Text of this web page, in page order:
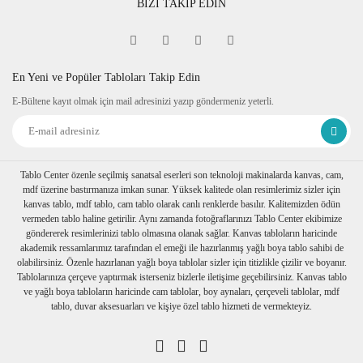
Sipariş verdiğiniz kanvas tablo baskıya girmeden önce
itibaren resmin devamı verilir.
ettiğinden daha dekoratif durur. Askı aparatı monte edilmiş bir
takılarak baloncuklu ambalaja sarılıp, kartonlanır. Nakliye
sırasında hasar görmesi engellenir.
Birden fazla tablo alımı yapılırsa her biri ayrı ayrı
paketlenerek müşterilerimize ulaştırılır.
BİZİ TAKİP EDİN
En Yeni ve Popüler Tabloları Takip Edin
E-Bültene kayıt olmak için mail adresinizi yazıp göndermeniz yeterli.
Tablo Center özenle seçilmiş sanatsal eserleri son teknoloji makinalarda kanvas, cam,
mdf üzerine bastırmanıza imkan sunar. Yüksek kalitede olan resimlerimiz sizler için
kanvas tablo, mdf tablo, cam tablo olarak canlı renklerde basılır. Kalitemizden ödün
vermeden tablo haline getirilir. Aynı zamanda fotoğraflarınızı Tablo Center ekibimize
göndererek resimlerinizi tablo olmasına olanak sağlar. Kanvas tabloların haricinde
akademik ressamlarımız tarafından el emeği ile hazırlanmış yağlı boya tablo sahibi de
olabilirsiniz. Özenle hazırlanan yağlı boya tablolar sizler için titizlikle çizilir ve boyanır.
Tablolarınıza çerçeve yaptırmak isterseniz bizlerle iletişime geçebilirsiniz. Kanvas tablo
ve yağlı boya tabloların haricinde cam tablolar, boy aynaları, çerçeveli tablolar, mdf
tablo, duvar aksesuarları ve kişiye özel tablo hizmeti de vermekteyiz.